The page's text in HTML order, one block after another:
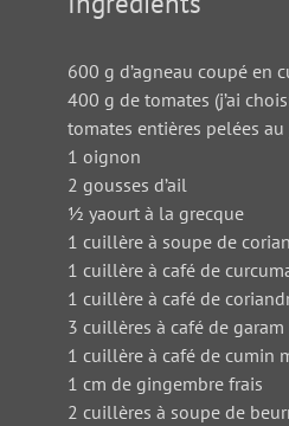
600 g d’agneau coupé en
400 g de tomates (j’ai
tomates entières pelées au
1 oignon
2 gousses d’ail
½ yaourt à la grecque
1 cuillère à soupe de
1 cuillère à café de
1 cuillère à café de
3 cuillères à café de garam
1 cuillère à café de cumin
1 cm de gingembre frais
2 cuillères à soupe de